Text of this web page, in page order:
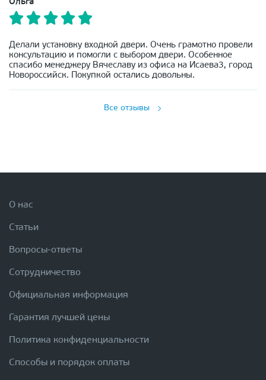
Ольга
Делали установку входной двери. Очень грамотно провели
консультацию и помогли с выбором двери. Особенное
спасибо менеджеру Вячеславу из офиса на Исаева3, город
Новороссийск. Покупкой остались довольны.
Все отзывы
О нас
Статьи
Вопросы-ответы
Сотрудничество
Официальная информация
Гарантия лучшей цены
Политика конфиденциальности
Способы и порядок оплаты